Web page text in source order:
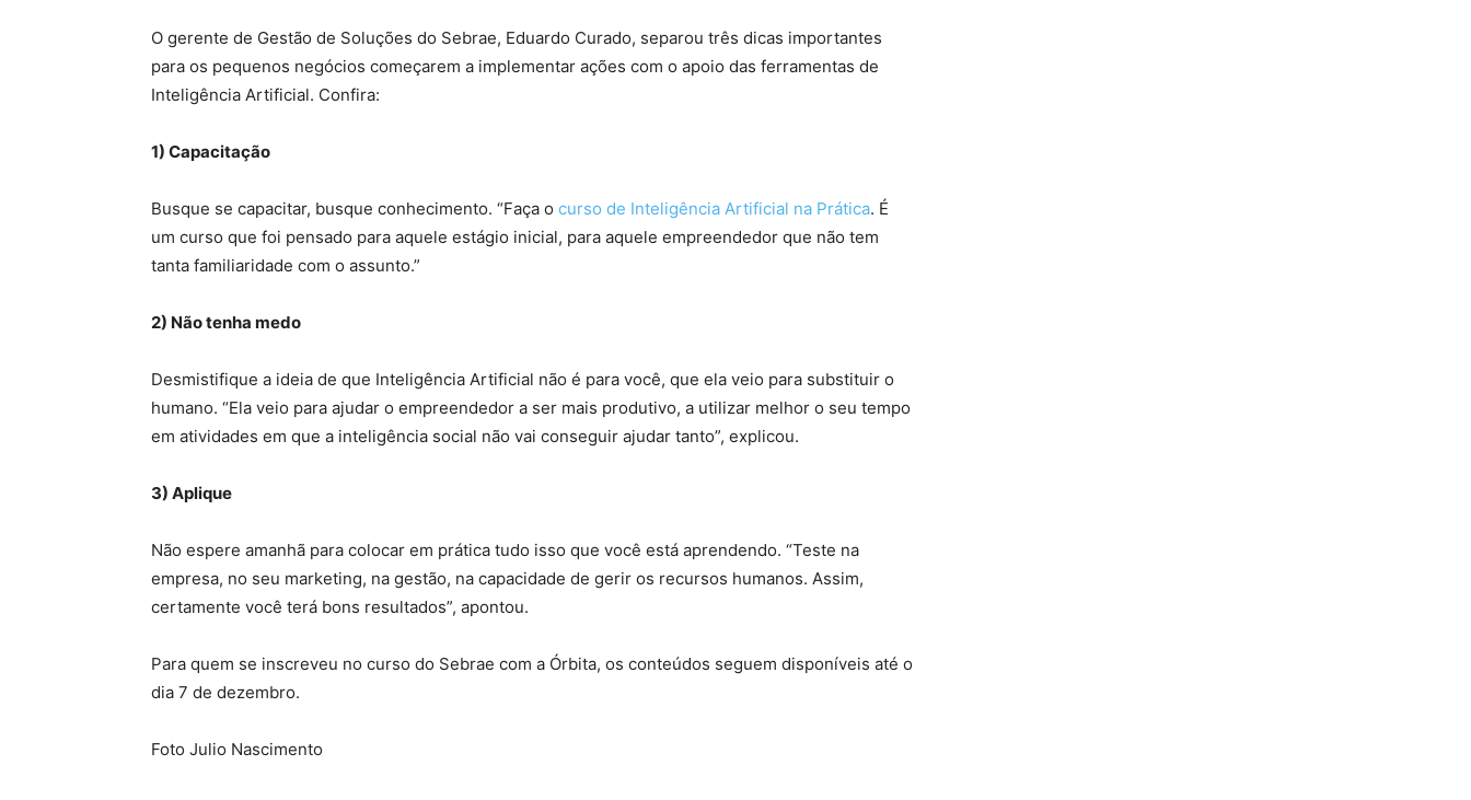
O gerente de Gestão de Soluções do Sebrae, Eduardo Curado, separou três dicas importantes
para os pequenos negócios começarem a implementar ações com o apoio das ferramentas de
Inteligência Artificial. Confira:
1) Capacitação
Busque se capacitar, busque conhecimento. “Faça o curso de Inteligência Artificial na Prática. É
um curso que foi pensado para aquele estágio inicial, para aquele empreendedor que não tem
tanta familiaridade com o assunto.”
2) Não tenha medo
Desmistifique a ideia de que Inteligência Artificial não é para você, que ela veio para substituir o
humano. “Ela veio para ajudar o empreendedor a ser mais produtivo, a utilizar melhor o seu tempo
em atividades em que a inteligência social não vai conseguir ajudar tanto”, explicou.
3) Aplique
Não espere amanhã para colocar em prática tudo isso que você está aprendendo. “Teste na
empresa, no seu marketing, na gestão, na capacidade de gerir os recursos humanos. Assim,
certamente você terá bons resultados”, apontou.
Para quem se inscreveu no curso do Sebrae com a Órbita, os conteúdos seguem disponíveis até o
dia 7 de dezembro.
Foto Julio Nascimento